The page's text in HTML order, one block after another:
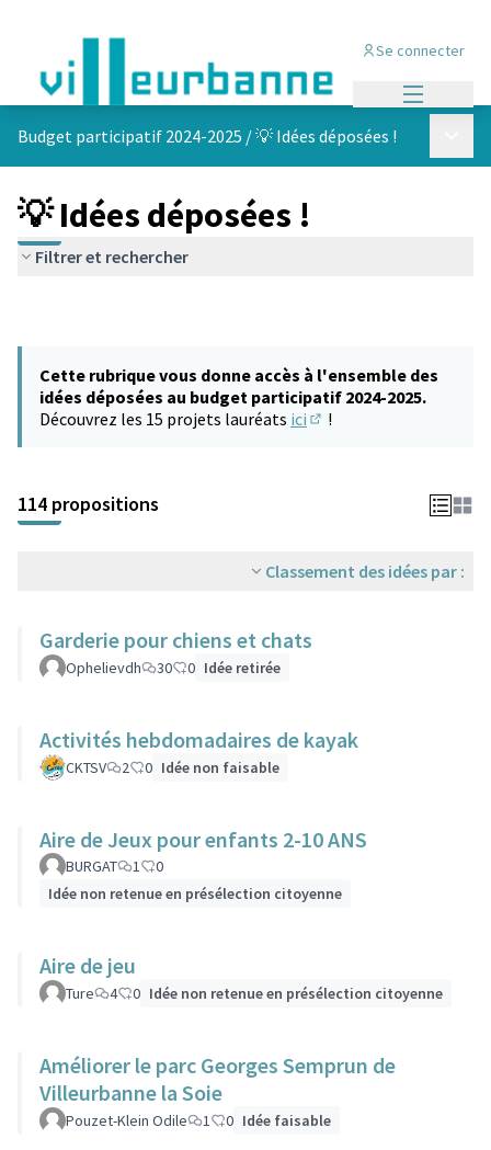
Se connecter
Budget participatif 2024-2025 /💡 Idées déposées !
💡 Idées déposées !
Filtrer et rechercher
Cette rubrique vous donne accès à l'ensemble des
idées déposées au budget participatif 2024-2025.
Découvrez les 15 projets lauréats ici !
114 propositions
Classement des idées par :
Garderie pour chiens et chats
Ophelievdh 30 0 Idée retirée
Activités hebdomadaires de kayak
CKTSV 2 0 Idée non faisable
Aire de Jeux pour enfants 2-10 ANS
BURGAT 1
0
Idée non retenue en présélection citoyenne
Aire de jeu
Ture 4 0 Idée non retenue en présélection citoyenne
Améliorer le parc Georges Semprun de
Villeurbanne la Soie
Pouzet-Klein Odile 1 0 Idée faisable